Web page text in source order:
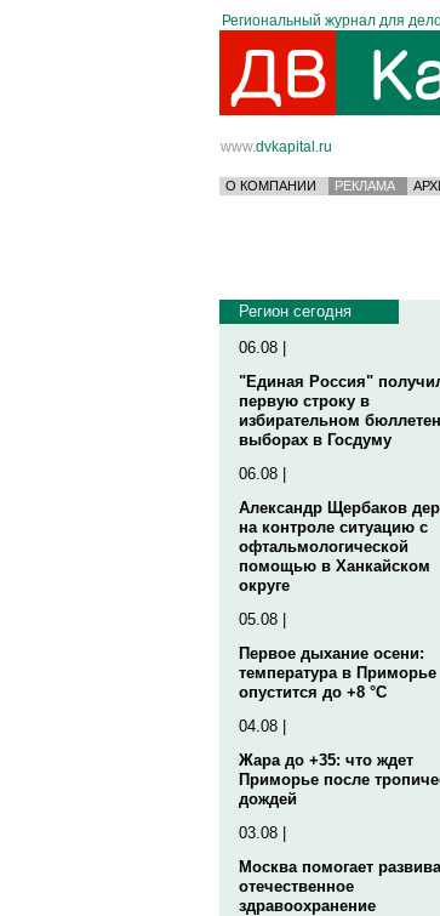
Региональный журнал для
www.dvkapital.ru
О КОМПАНИИ РЕКЛАМА
Регион сегодня
06.08 |
"Единая Россия"
первую строку в
избирательном
выборах в Госдуму
06.08 |
Александр Щербаков
на контроле ситуацию с
офтальмологической
помощью в Ханкайском
округе
05.08 |
Первое дыхание осени:
температура в Приморье
опустится до +8 °C
04.08 |
Жара до +35: что ждет
Приморье после
дождей
03.08 |
Москва помогает
отечественное
здравоохранение